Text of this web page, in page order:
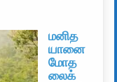
மனித
யானை
மோத
லைக்